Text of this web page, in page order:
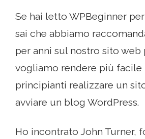
Se hai letto WPBeginner
sai che abbiamo
per anni sul nostro sito web
vogliamo rendere più facile
principianti realizzare un
avviare un blog WordPress.
Ho incontrato John Turner,